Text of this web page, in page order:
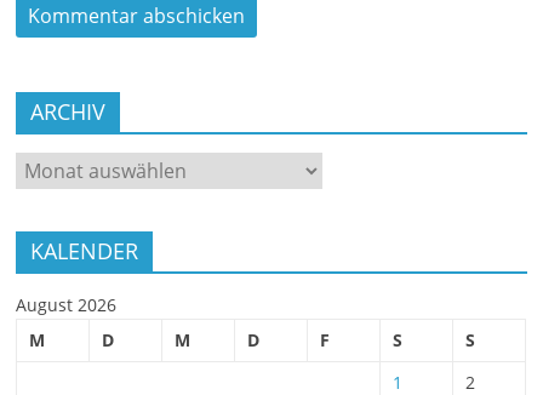
ARCHIV
ARCHIV
KALENDER
August 2026
M
D M D F S
S
1
2